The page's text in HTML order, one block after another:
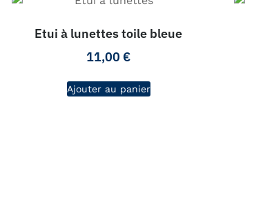
Etui à lunettes toile bleue
11,00 €
Ajouter au panier